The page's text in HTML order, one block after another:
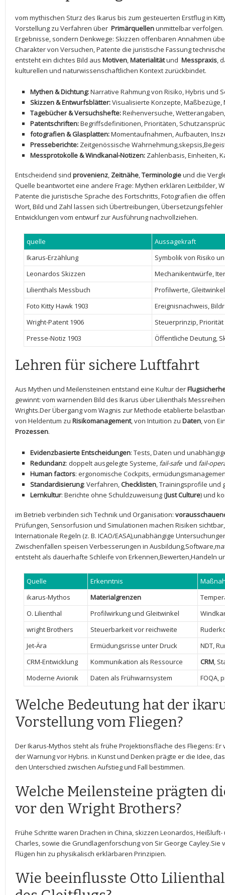
vom mythischen Sturz des ⁤Ikarus bis zum gesteuerten Erstflug in
Vorstellung zu Verfahren über ⁤ Primärquellenunmittelbar
Ergebnisse, sondern Denkwege: Skizzen offenbaren Annahmen
Charakter von Versuchen, Patente die juristische Fassung
entsteht ein dichtes Bild aus Motiven,Materialitätund ​ Messpraxis,
kulturellen und naturwissenschaftlichen Kontext zurückbindet.
Mythen & Dichtung:Narrative Rahmung von Risiko, Hybris und
Skizzen‍ & Entwurfsblätter:Visualisierte Konzepte, ​Maßbezüge,
Tagebücher⁢ & Versuchshefte:Reihenversuche,
Patentschriften:Begriffsdefinitionen, Prioritäten,
fotografien & Glasplatten:Momentaufnahmen, ⁣Aufbauten,
Presseberichte: Zeitgenössische
Messprotokolle & Windkanal-Notizen: Zahlenbasis,⁣ Einheiten,
Entscheidend sind provenienz, Zeitnähe,Terminologieund die
Quelle ​beantwortet​ eine andere Frage: Mythen erklären Leitbilder,
Patente die juristische Sprache des Fortschritts,‍ Fotografien die⁣
Wort, Bild und Zahl⁢ lassen ‍sich Übertreibungen,
Entwicklungen vom entwurf ⁤zur Ausführung nachvollziehen.
quelle
Aussagekraft
Ikarus-Erzählung
Symbolik von Risiko
Leonardos Skizzen
Mechanikentwürfe,​
Lilienthals Messbuch
Profilwerte, Gleitwinkel
Foto Kitty Hawk 1903
Ereignisnachweis,
Wright-Patent 1906
Steuerprinzip, Priorität
Presse-Notiz 1903
Öffentliche Deutung,
Lehren für⁣ sichere Luftfahrt
Aus Mythen und Meilensteinen entstand ​eine Kultur der
gewinnt:​ vom warnenden ‍Bild des Ikarus über Lilienthals
Wrights.Der ​Übergang vom Wagnis zur ⁢Methode etablierte
von Heldentum zu‍ Risikomanagement, von Intuition zu Daten, ‌von
Prozessen.
Evidenzbasierte Entscheidungen: Tests, Daten und
Redundanz: doppelt ausgelegte ‌Systeme, fail-safe‍ und⁤ fail-
Human factors:⁤ ergonomische Cockpits,
Standardisierung: Verfahren,​Checklisten, Trainingsprofile und
Lernkultur: Berichte ohne ⁤Schuldzuweisung (Just Culture) und
im Betrieb verbinden sich⁣ Technik und Organisation:
Prüfungen, Sensorfusion und Simulationen machen Risiken
Internationale Regeln (z. ​B. ICAO/EASA),unabhängige
Zwischenfällen speisen Verbesserungen in
entsteht als dauerhafte Schleife von Erkennen,Bewerten,Handeln
Quelle Erkenntnis
ikarus-Mythos
Materialgrenzen
O. Lilienthal
Profilwirkung und ‌Gleitwinkel
wright Brothers
Steuerbarkeit vor⁤ reichweite
Jet-Ära
Ermüdungsrisse unter Druck
NDT,
CRM-Entwicklung
Kommunikation als Ressource CRM,
Moderne Avionik
Daten als Frühwarnsystem FOQA,
Welche ‌Bedeutung hat der
Vorstellung vom Fliegen?
Der Ikarus-Mythos​ steht als frühe Projektionsfläche des Fliegens:
der Warnung vor Hybris. in Kunst und Denken prägte er ‌die Idee,⁤
den Unterschied zwischen Aufstieg und Fall bestimmen.
Welche Meilensteine prägten
vor den Wright Brothers?
Frühe Schritte waren Drachen in China, skizzen Leonardos,
Charles, sowie die Grundlagenforschung⁣ von Sir George
Flügen hin zu physikalisch erklärbaren Prinzipien.
Wie beeinflusste Otto